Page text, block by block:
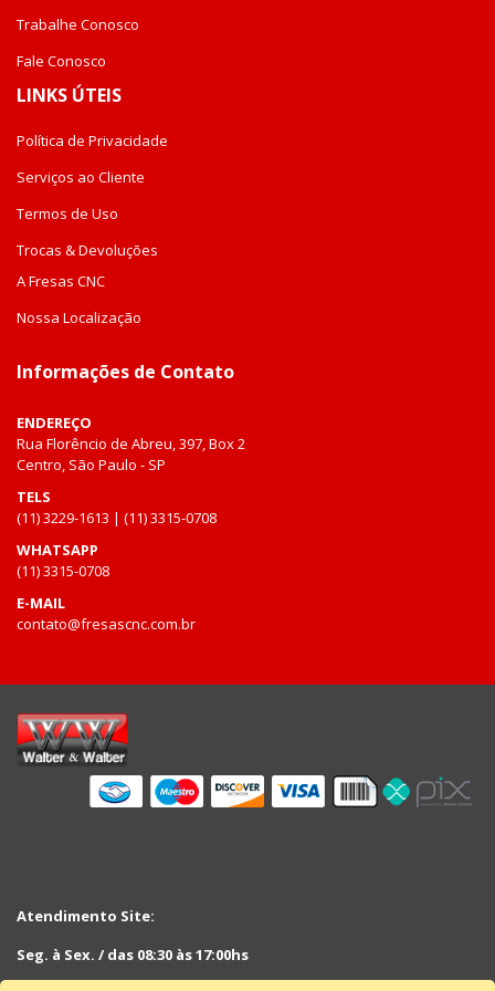
Trabalhe Conosco
Fale Conosco
LINKS ÚTEIS
Política de Privacidade
Serviços ao Cliente
Termos de Uso
Trocas & Devoluções
A Fresas CNC
Nossa Localização
Informações de Contato
ENDEREÇO
Rua Florêncio de Abreu, 397, Box 2
Centro, São Paulo - SP
TELS
(11) 3229-1613 | (11) 3315-0708
WHATSAPP
(11) 3315-0708
E-MAIL
contato@fresascnc.com.br
Atendimento Site:
Seg. à Sex. / das 08:30 às 17:00hs